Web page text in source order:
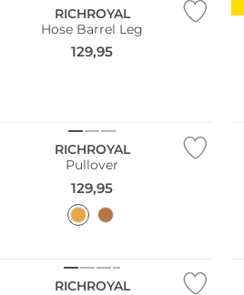
RICHROYAL
Hose Barrel Leg
129,95
RICHROYAL
Pullover
129,95
RICHROYAL